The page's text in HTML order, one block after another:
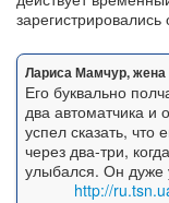
Лариса Мамчур,
Его буквально
два автоматчика и
успел сказать,
через два-три,
улыбался. Он дуже
http://